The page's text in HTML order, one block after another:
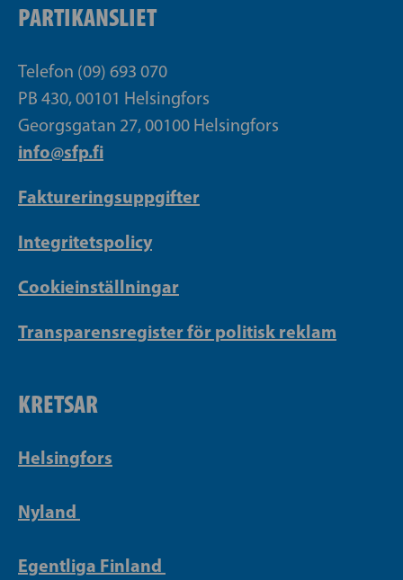
PARTIKANSLIET
Telefon (09) 693 070
PB 430, 00101 Helsingfors
Georgsgatan 27, 00100 Helsingfors
info@sfp.fi
Faktureringsuppgifter
Integritetspolicy
Cookieinställningar
Transparensregister för politisk reklam
KRETSAR
Helsingfors
Nyland
Egentliga Finland